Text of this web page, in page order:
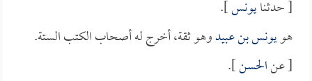
[ حدثنايونس].
هويونس بن عبيدوهو ثقة، أخرج له أصحاب الكتب الستة.
[ عنالحسن].